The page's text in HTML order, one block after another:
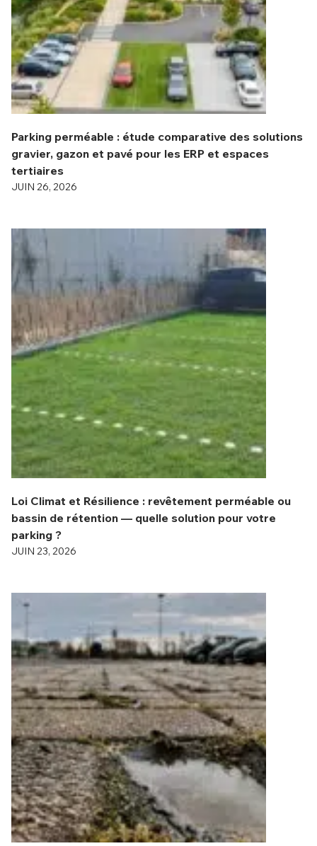
Parking perméable : étude comparative des solutions
gravier, gazon et pavé pour les ERP et espaces
tertiaires
JUIN 26, 2026
Loi Climat et Résilience : revêtement perméable ou
bassin de rétention — quelle solution pour votre
parking ?
JUIN 23, 2026